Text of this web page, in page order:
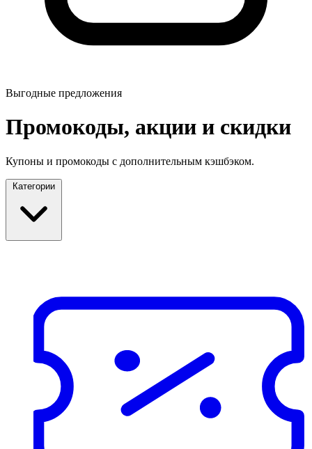
Выгодные предложения
Промокоды, акции и скидки
Купоны и промокоды с дополнительным кэшбэком.
Категории